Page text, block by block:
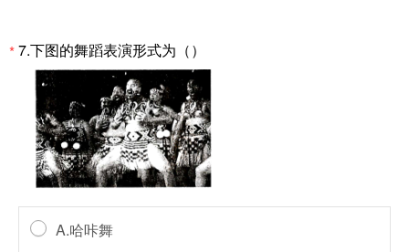
*7.下图的舞蹈表演形式为（）
A.哈咔舞